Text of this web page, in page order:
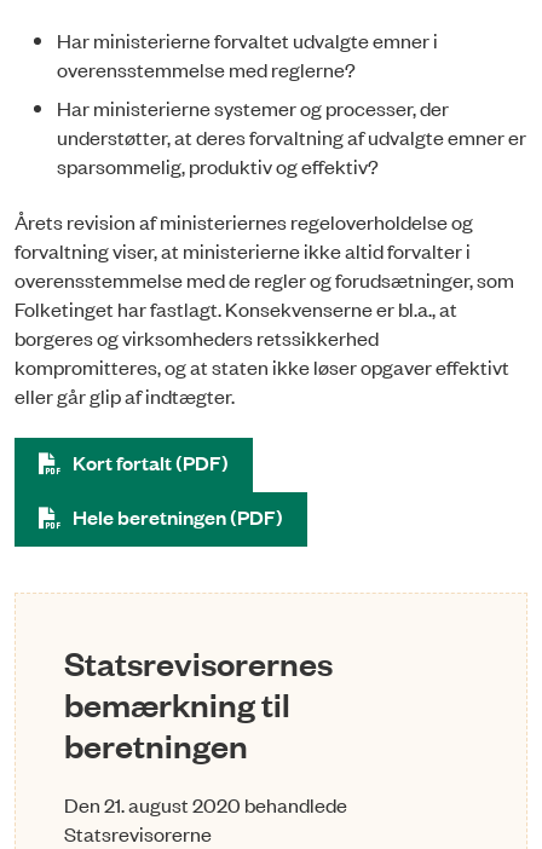
Har ministerierne forvaltet udvalgte emner i
overensstemmelse med reglerne?
Har ministerierne systemer og processer, der
understøtter, at deres forvaltning af udvalgte emner er
sparsommelig, produktiv og effektiv?
Årets revision af ministeriernes regeloverholdelse og
forvaltning viser, at ministerierne ikke altid forvalter i
overensstemmelse med de regler og forudsætninger, som
Folketinget har fastlagt. Konsekvenser­ne er bl.a., at
borgeres og virksomheders retssikkerhed
kompromitteres, og at staten ikke løser opgaver effektivt
eller går glip af indtægter.
Kort fortalt (PDF)
Hele beretningen (PDF)
Statsrevisorernes
bemærkning til
beretningen
Den 21. august 2020 behandlede
Statsrevisorerne